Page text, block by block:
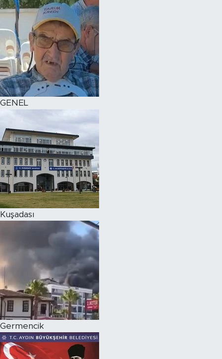
GENEL
Kuşadası
Germencik